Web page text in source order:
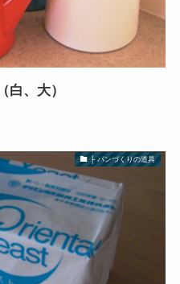
白、大）
├ パンづくりの道具